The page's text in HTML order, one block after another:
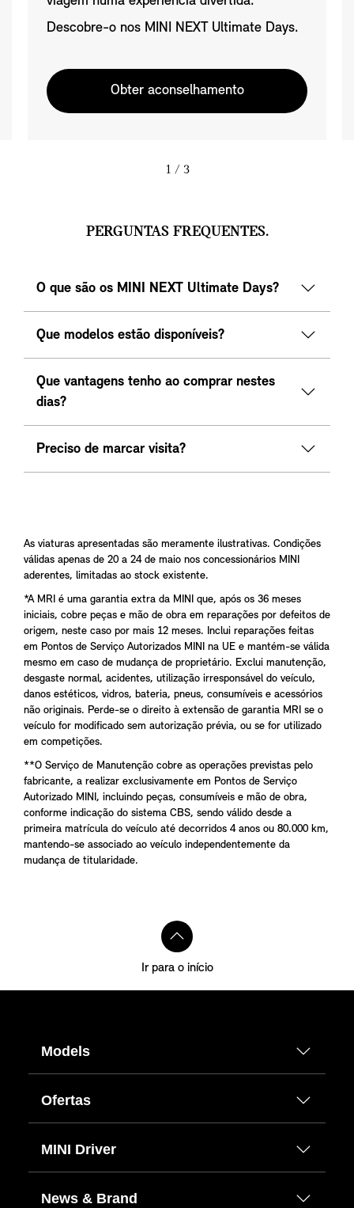
Descobre-o nos MINI NEXT Ultimate Days.
Obter aconselhamento
1 / 3
PERGUNTAS FREQUENTES.
O que são os MINI NEXT Ultimate Days?
Que modelos estão disponíveis?
Que vantagens tenho ao comprar nestes
dias?
Preciso de marcar visita?
As viaturas apresentadas são meramente ilustrativas. Condições
válidas apenas de 20 a 24 de maio nos concessionários MINI
aderentes, limitadas ao stock existente.
*A MRI é uma garantia extra da MINI que, após os 36 meses
iniciais, cobre peças e mão de obra em reparações por defeitos de
origem, neste caso por mais 12 meses. Inclui reparações feitas
em Pontos de Serviço Autorizados MINI na UE e mantém-se válida
mesmo em caso de mudança de proprietário. Exclui manutenção,
desgaste normal, acidentes, utilização irresponsável do veículo,
danos estéticos, vidros, bateria, pneus, consumíveis e acessórios
não originais. Perde-se o direito à extensão de garantia MRI se o
veículo for modificado sem autorização prévia, ou se for utilizado
em competições.
**O Serviço de Manutenção cobre as operações previstas pelo
fabricante, a realizar exclusivamente em Pontos de Serviço
Autorizado MINI, incluindo peças, consumíveis e mão de obra,
conforme indicação do sistema CBS, sendo válido desde a
primeira matrícula do veículo até decorridos 4 anos ou 80.000 km,
mantendo-se associado ao veículo independentemente da
mudança de titularidade.
Ir para o início
Models
Ofertas
MINI Driver
News & Brand